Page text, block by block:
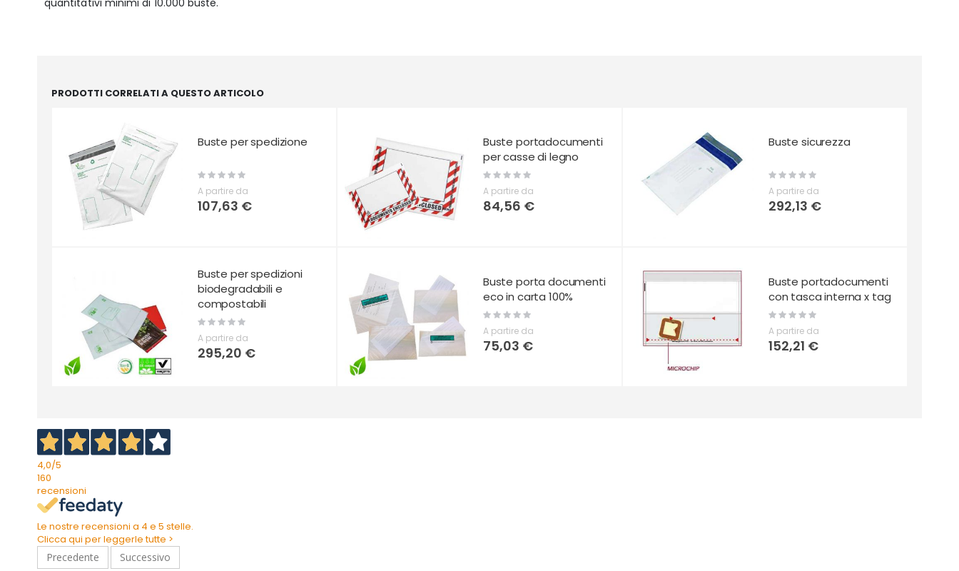
quantitativi minimi di 10.000 buste.
PRODOTTI CORRELATI A QUESTO ARTICOLO
Buste per spedizione
Rating:
0%
A partire da
107,63 €
Buste portadocumenti
per casse di legno
Rating:
0%
A partire da
84,56 €
Buste sicurezza
Rating:
0%
A partire da
292,13 €
Buste per spedizioni
biodegradabili e
compostabili
Rating:
A partire da
295,20 €
Buste porta documenti
eco in carta 100%
Rating:
0%
A partire da
75,03 €
Buste portadocumenti
con tasca interna x tag
Rating:
0%
A partire da
152,21 €
4,0/5
160
recensioni
Le nostre recensioni a 4 e 5 stelle.
Clicca qui per leggerle tutte >
Precedente
Successivo